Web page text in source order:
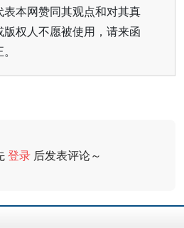
本网赞同其观点和对其真
权人不愿被使用，请来函
登录 后发表评论～